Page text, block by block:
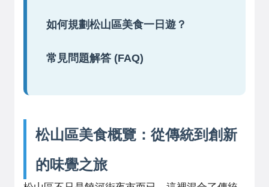
如何規劃松山區美食一日遊？
常見問題解答 (FAQ)
松山區美食概覽：從傳統到創新
的味覺之旅